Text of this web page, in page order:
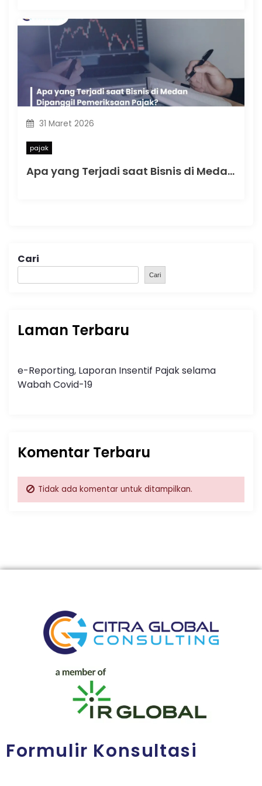
31 Maret 2026
pajak
Apa yang Terjadi saat Bisnis di Medan Dipanggil Pemeriksaan Pajak?
Cari
Cari
Laman Terbaru
e-Reporting, Laporan Insentif Pajak selama
Wabah Covid-19
Komentar Terbaru
Tidak ada komentar untuk ditampilkan.
Formulir Konsultasi